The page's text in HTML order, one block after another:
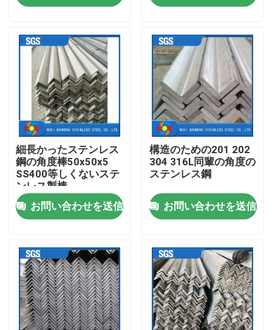
ビデオ
企業情報
会社案内
品質管理
お問い合わせ
見積依頼
ステンレス鋼の金属製造
ステンレス鋼の薄板金
細長かったステンレス
鋼の角度棒50x50x5
SS400等しくないステ
ンレス製棒
お問い合わせを送信
構造のための201 202
304 316L同輩の角度の
ステンレス鋼
お問い合わせを送信